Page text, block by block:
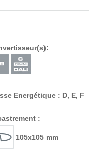
Energétique : D, E, F
:
105x105 mm